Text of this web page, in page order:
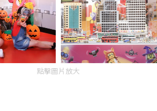
點擊圖片放大